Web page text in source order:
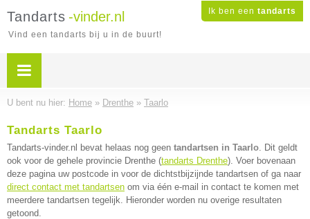
Ik ben een tandarts
Tandarts -vinder.nl
Vind een tandarts bij u in de buurt!
U bent nu hier: Home » Drenthe » Taarlo
Tandarts Taarlo
Tandarts-vinder.nl bevat helaas nog geen tandartsen in Taarlo. Dit geldt
ook voor de gehele provincie Drenthe (tandarts Drenthe). Voer bovenaan
deze pagina uw postcode in voor de dichtstbijzijnde tandartsen of ga naar
direct contact met tandartsen om via één e-mail in contact te komen met
meerdere tandartsen tegelijk. Hieronder worden nu overige resultaten
getoond.